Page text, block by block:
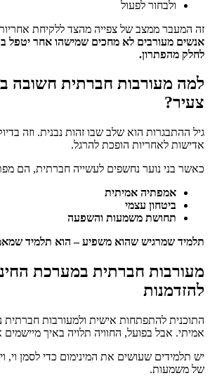
ולבחור לפעול
זה המעבר ממצב של צפייה מהצד ללקיחת
אנשים מעורבים לא מחכים שמישהו אחר יטפל
לחלק מהפתרון.
למה מעורבות חברתית חשובה
צעיר?
גיל ההתבגרות הוא שלב שבו זהות נבנית. וזה
אדישות לאחריות הופכת להרגל.
כאשר בני נוער נחשפים לעשייה חברתית, הם
אמפתיה אמיתית
ביטחון עצמי
תחושת משמעות והשפעה
תלמיד שמרגיש שהוא משפיע – הוא תלמיד
מעורבות חברתית במערכת
להזדמנות
התוכנית להתפתחות אישית ולמעורבות חברתית
אמיתי. אבל בפועל, החוויה תלויה באיך מיישמים
יש תלמידים שעושים את המינימום כדי לסמן וי,
של משמעות.